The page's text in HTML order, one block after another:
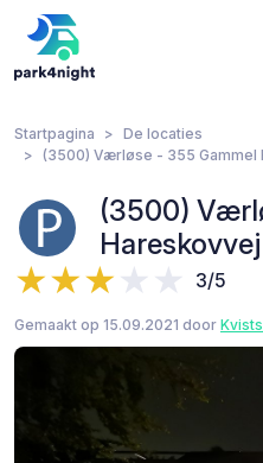
Startpagina
De locaties
(3500) Værløse - 355 Gammel
(3500)
Hareskovvej
3/5
Gemaakt op 15.09.2021 door